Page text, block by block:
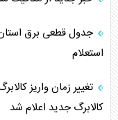
استعلام
کالابرگ جدید اعلام شد